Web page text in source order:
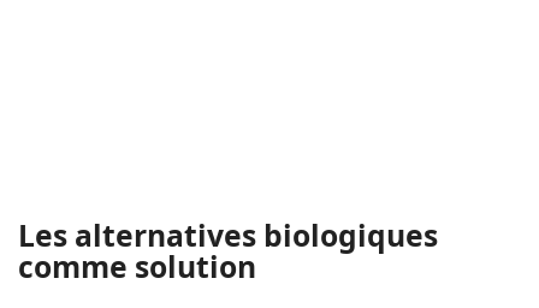
Les alternatives biologiques
comme solution